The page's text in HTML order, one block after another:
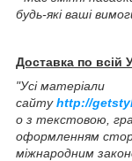
будь-які ваші
Доставка по всій
"Усі матеріали
сайтуhttp://
о з текстовою,
оформленням
міжнародним